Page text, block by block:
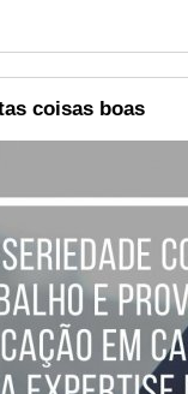
coisas boas